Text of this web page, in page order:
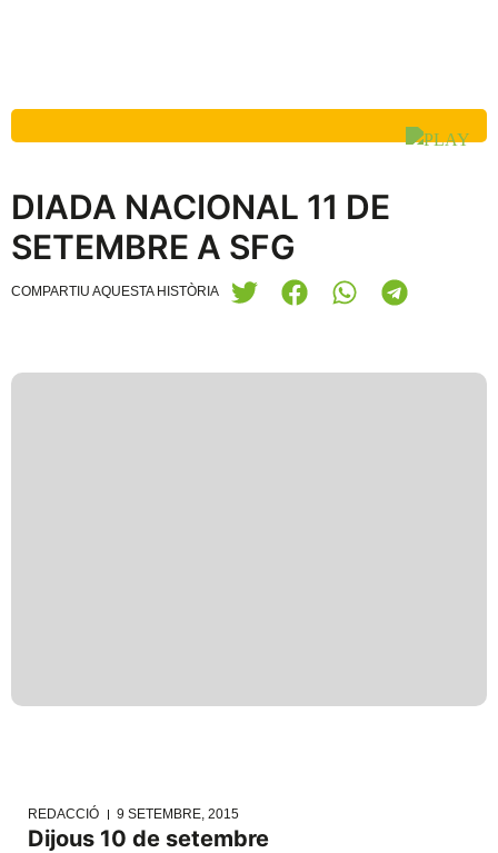
DIADA NACIONAL 11 DE
SETEMBRE A SFG
COMPARTIU AQUESTA HISTÒRIA
REDACCIÓ 9 SETEMBRE, 2015
Dijous 10 de setembre